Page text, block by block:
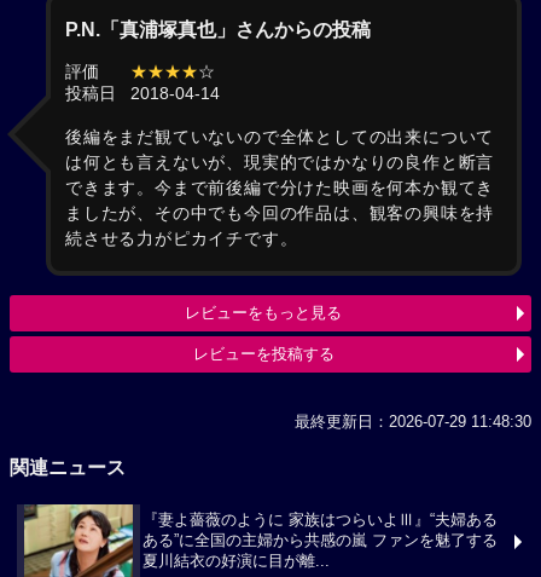
P.N.「真浦塚真也」さんからの投稿
評価 ★★★★☆
投稿日
2018-04-14
後編をまだ観ていないので全体としての出来について
は何とも言えないが、現実的ではかなりの良作と断言
できます。今まで前後編で分けた映画を何本か観てき
ましたが、その中でも今回の作品は、観客の興味を持
続させる力がピカイチです。
レビューをもっと見る
レビューを投稿する
最終更新日：2026-07-29 11:48:30
関連ニュース
『妻よ薔薇のように 家族はつらいよⅢ』“夫婦ある
ある”に全国の主婦から共感の嵐 ファンを魅了する
夏川結衣の好演に目が離...